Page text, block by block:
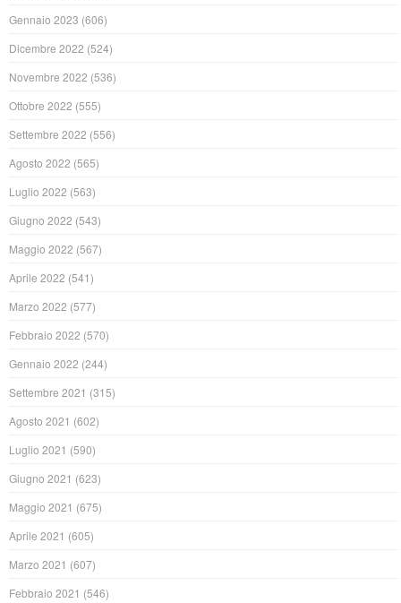
Gennaio 2023 (606)
Dicembre 2022 (524)
Novembre 2022 (536)
Ottobre 2022 (555)
Settembre 2022 (556)
Agosto 2022 (565)
Luglio 2022 (563)
Giugno 2022 (543)
Maggio 2022 (567)
Aprile 2022 (541)
Marzo 2022 (577)
Febbraio 2022 (570)
Gennaio 2022 (244)
Settembre 2021 (315)
Agosto 2021 (602)
Luglio 2021 (590)
Giugno 2021 (623)
Maggio 2021 (675)
Aprile 2021 (605)
Marzo 2021 (607)
Febbraio 2021 (546)